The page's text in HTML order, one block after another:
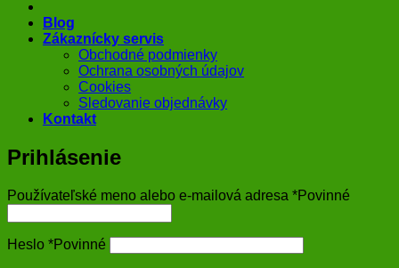
Blog
Zákaznícky servis
Obchodné podmienky
Ochrana osobných údajov
Cookies
Sledovanie objednávky
Kontakt
Prihlásenie
Používateľské meno alebo e-mailová adresa *Povinné
Heslo *Povinné